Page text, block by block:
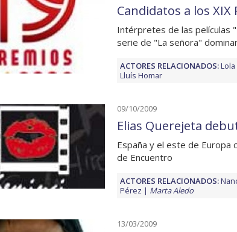
Candidatos a los
Intérpretes de las películas
serie de "La señora"
ACTORES RELACIONADOS:
Lluís Homar
09/10/2009
Elias Querejeta
España y el este de Europa
de Encuentro
ACTORES RELACIONADOS:
Pérez
Marta Aledo
13/03/2009